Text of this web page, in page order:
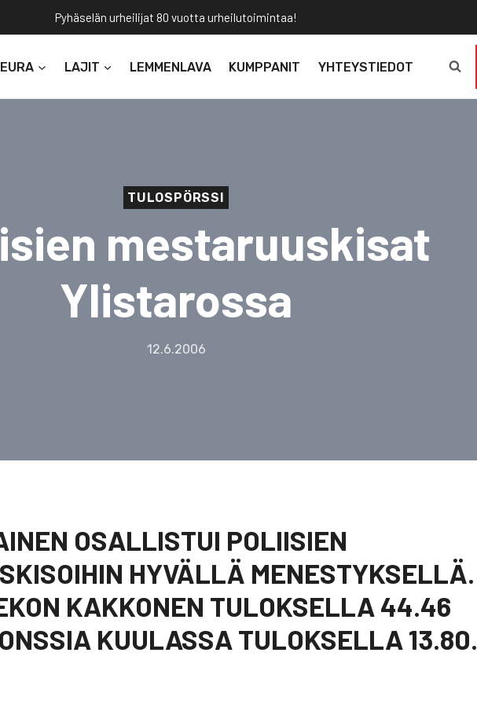
Pyhäselän urheilijat 80 vuotta urheilutoimintaa!
LAJIT LEMMENLAVA KUMPPANIT YHTEYSTIEDOT
TULOSPÖRSSI
mestaruuskisat
Ylistarossa
12.6.2006
OSALLISTUI POLIISIEN
HYVÄLLÄ MENESTYKSELLÄ.
KAKKONEN TULOKSELLA 44.46
KUULASSA TULOKSELLA 13.80.